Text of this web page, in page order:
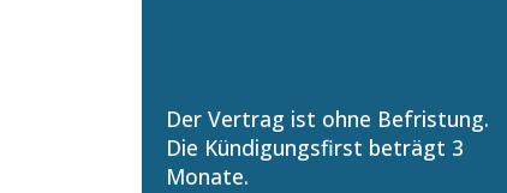
Der Vertrag ist ohne Befristung.
Die Kündigungsfirst beträgt 3
Monate.